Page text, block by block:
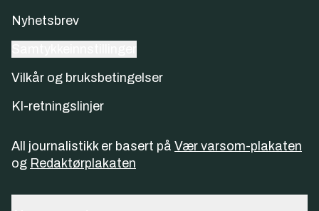
Nyhetsbrev
Vilkår og bruksbetingelser
KI-retningslinjer
All journalistikk er basert på Vær varsom-plakaten
og Redaktørplakaten